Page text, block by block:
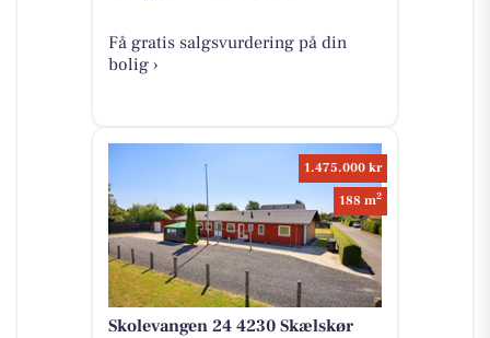
Få gratis salgsvurdering på din
bolig ›
1.475.000 kr
188 m2
Skolevangen 24 4230 Skælskør